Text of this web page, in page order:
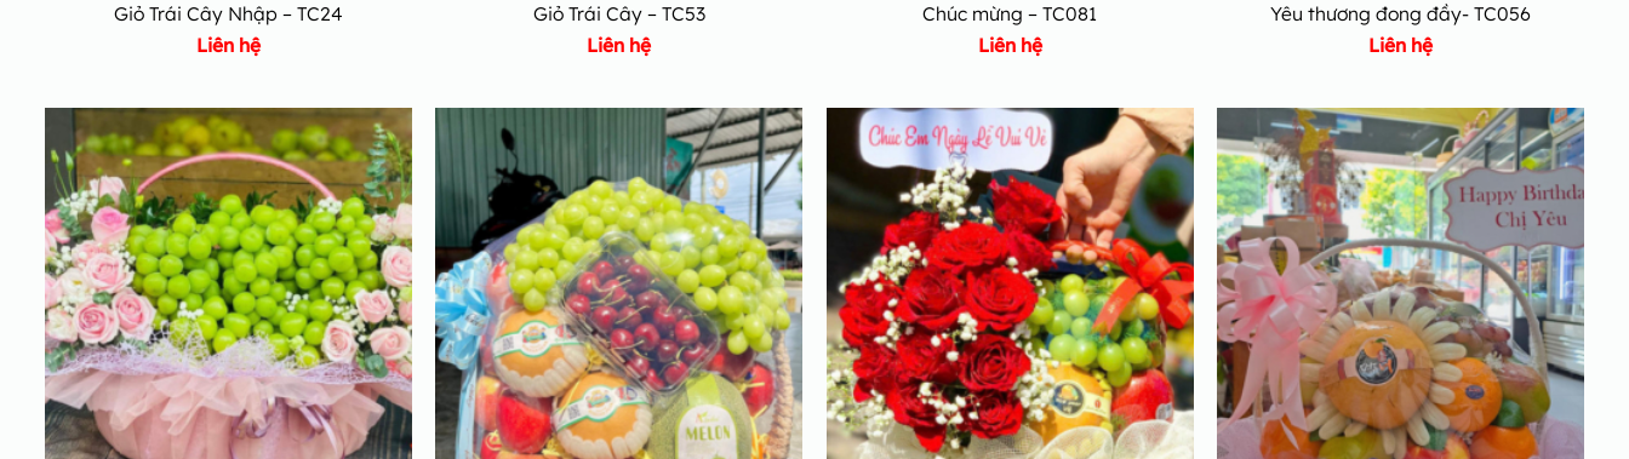
Giỏ Trái Cây Nhập – TC24
Liên hệ
Giỏ Trái Cây – TC53
Liên hệ
Chúc mừng – TC081
Liên hệ
Yêu thương đong đầy- TC056
Liên hệ